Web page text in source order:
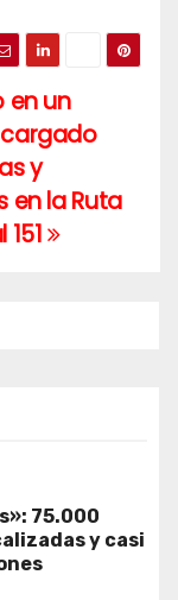
en un
y
en la Ruta
151
75.000
y casi